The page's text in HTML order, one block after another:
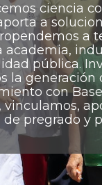
ciencia
a
a
academia,
pública.
la generación
con
vinculamos,
pregrado y